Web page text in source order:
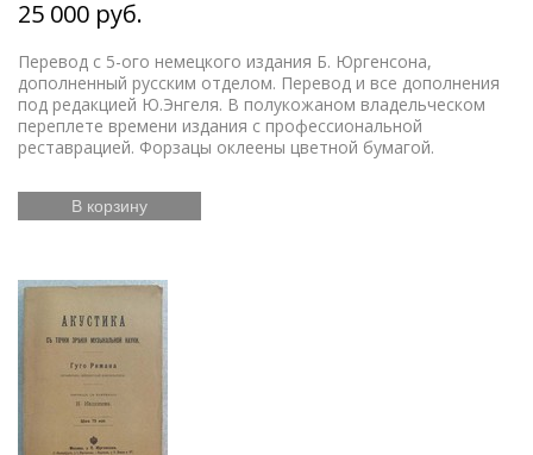
25 000 руб.
Перевод с 5-ого немецкого издания Б. Юргенсона,
дополненный русским отделом. Перевод и все дополнения
под редакцией Ю.Энгеля. В полукожаном владельческом
переплете времени издания с профессиональной
реставрацией. Форзацы оклеены цветной бумагой.
В корзину